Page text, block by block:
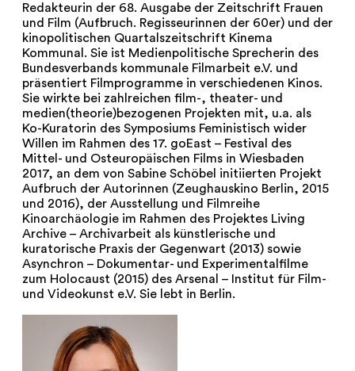
Redakteurin der 68. Ausgabe der Zeitschrift Frauen
und Film (Aufbruch. Regisseurinnen der 60er) und der
kinopolitischen Quartalszeitschrift Kinema
Kommunal. Sie ist Medienpolitische Sprecherin des
Bundesverbands kommunale Filmarbeit e.V. und
präsentiert Filmprogramme in verschiedenen Kinos.
Sie wirkte bei zahlreichen film-, theater- und
medien(theorie)bezogenen Projekten mit, u.a. als
Ko-Kuratorin des Symposiums Feministisch wider
Willen im Rahmen des 17. goEast – Festival des
Mittel- und Osteuropäischen Films in Wiesbaden
2017, an dem von Sabine Schöbel initiierten Projekt
Aufbruch der Autorinnen (Zeughauskino Berlin, 2015
und 2016), der Ausstellung und Filmreihe
Kinoarchäologie im Rahmen des Projektes Living
Archive – Archivarbeit als künstlerische und
kuratorische Praxis der Gegenwart (2013) sowie
Asynchron – Dokumentar- und Experimentalfilme
zum Holocaust (2015) des Arsenal – Institut für Film-
und Videokunst e.V. Sie lebt in Berlin.